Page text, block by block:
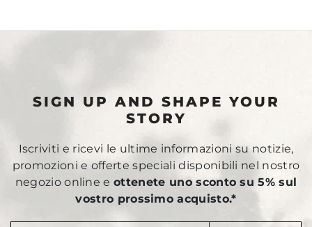
SIGN UP AND SHAPE YOUR
STORY
Iscriviti e ricevi le ultime informazioni su notizie,
promozioni e offerte speciali disponibili nel nostro
negozio online eottenete uno sconto su 5% sul
vostro prossimo acquisto.*